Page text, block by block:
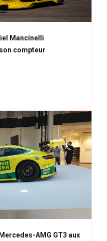
Mancinelli
compteur
AMG GT3 aux